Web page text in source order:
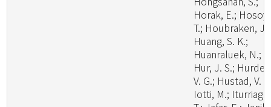
Horak, E.;
T.; Houbraken, J.;
Huang, S. K.;
Huanraluek, N.;
Hur, J. S.;
V. G.; Hustad, V.
Iotti, M.; Iturriaga,